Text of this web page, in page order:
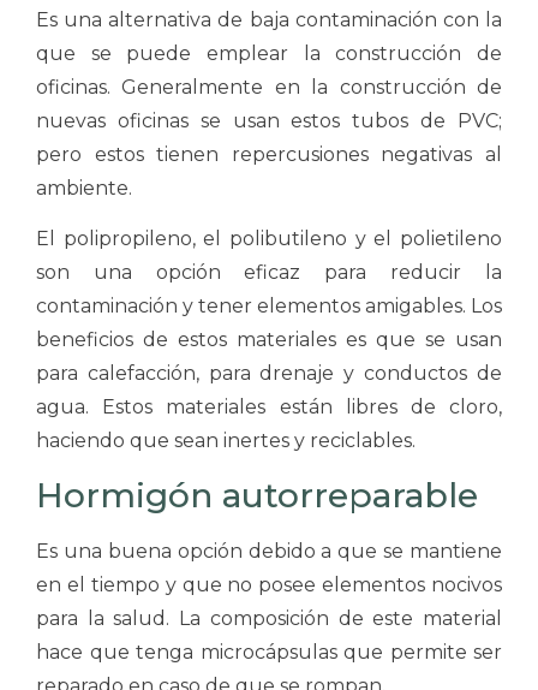
Es una alternativa de baja contaminación con la
que se puede emplear la construcción de
oficinas. Generalmente en la construcción de
nuevas oficinas se usan estos tubos de PVC;
pero estos tienen repercusiones negativas al
ambiente.
El polipropileno, el polibutileno y el polietileno
son una opción eficaz para reducir la
contaminación y tener elementos amigables. Los
beneficios de estos materiales es que se usan
para calefacción, para drenaje y conductos de
agua. Estos materiales están libres de cloro,
haciendo que sean inertes y reciclables.
Hormigón autorreparable
Es una buena opción debido a que se mantiene
en el tiempo y que no posee elementos nocivos
para la salud. La composición de este material
hace que tenga microcápsulas que permite ser
reparado en caso de que se rompan.